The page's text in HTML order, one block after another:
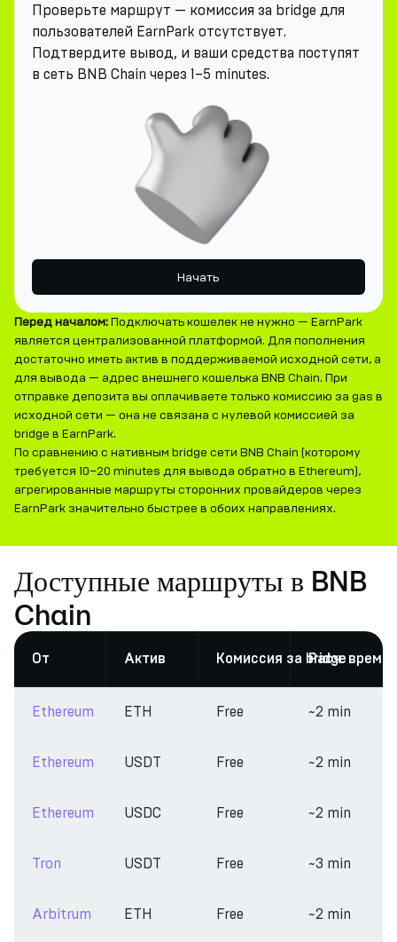
Проверьте маршрут — комиссия за bridge для
пользователей EarnPark отсутствует.
Подтвердите вывод, и ваши средства поступят
в сеть BNB Chain через 1–5 minutes.
Начать
Перед началом:Подключать кошелек не нужно — EarnPark
является централизованной платформой. Для пополнения
достаточно иметь актив в поддерживаемой исходной сети, а
для вывода — адрес внешнего кошелька BNB Chain. При
отправке депозита вы оплачиваете только комиссию за gas в
исходной сети — она не связана с нулевой комиссией за
bridge в EarnPark.
По сравнению с нативным bridge сети BNB Chain (которому
требуется 10–20 minutes для вывода обратно в Ethereum),
агрегированные маршруты сторонних провайдеров через
EarnPark значительно быстрее в обоих направлениях.
Доступные маршруты в BNB
Chain
От Актив Комиссия за bridgeРасч. время
Ethereum ETH Free ~2 min
Ethereum USDT Free ~2 min
Ethereum USDC Free ~2 min
Tron USDT Free ~3 min
Arbitrum ETH Free ~2 min